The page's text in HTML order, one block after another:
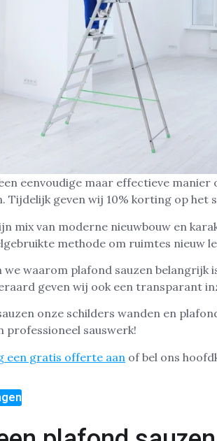
eenvoudige maar effectieve
Tijdelijk geven wij 10% korting op het
mix van moderne nieuwbouw en
methode om ruimtes nieuw
waarom plafond sauzen belangrijk
geven wij ook een transparant
onze schilders wanden en
professioneel sauswerk!
een gratis offerte aan of bel ons